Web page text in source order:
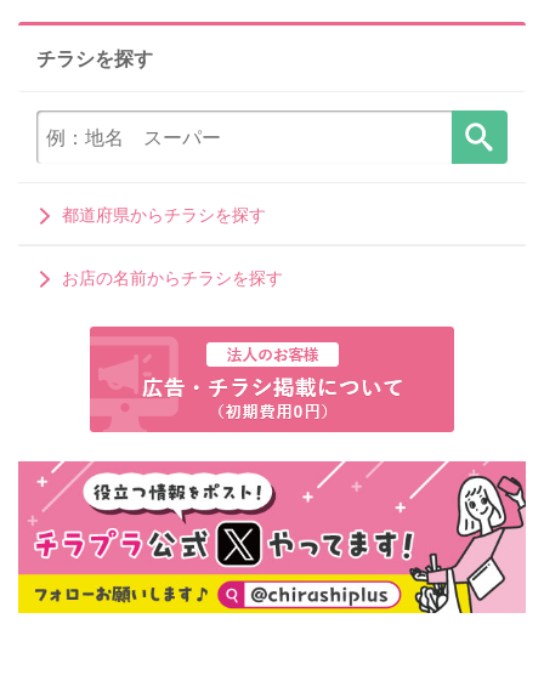
チラシを探す
都道府県からチラシを探す
お店の名前からチラシを探す